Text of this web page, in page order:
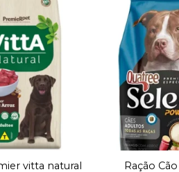
Adicionar
à lista de
desejos
vitta natural
Ração